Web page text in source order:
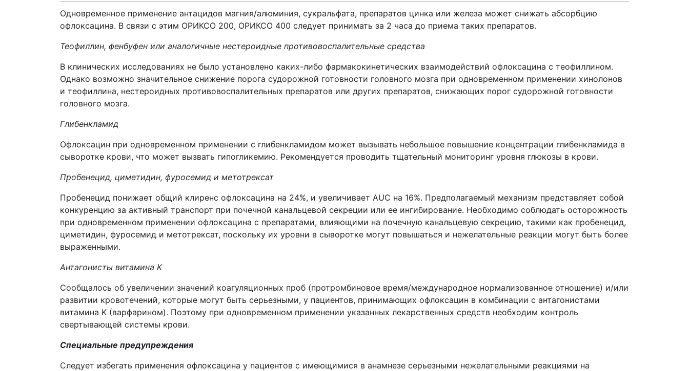
Одновременное применение антацидов магния/алюминия, сукральфата, препаратов цинка или железа может снижать абсорбцию
офлоксацина. В связи с этим ОРИКСО 200, ОРИКСО 400 следует принимать за 2 часа до приема таких препаратов.
Теофиллин, фенбуфен или аналогичные нестероидные противовоспалительные средства
В клинических исследованиях не было установлено каких-либо фармакокинетических взаимодействий офлоксацина с теофиллином.
Однако возможно значительное снижение порога судорожной готовности головного мозга при одновременном применении хинолонов
и теофиллина, нестероидных противовоспалительных препаратов или других препаратов, снижающих порог судорожной готовности
головного мозга.
Глибенкламид
Офлоксацин при одновременном применении с глибенкламидом может вызывать небольшое повышение концентрации глибенкламида в
сыворотке крови, что может вызвать гипогликемию. Рекомендуется проводить тщательный мониторинг уровня глюкозы в крови.
Пробенецид, циметидин, фуросемид и метотрексат
Пробенецид понижает общий клиренс офлоксацина на 24%, и увеличивает AUC на 16%. Предполагаемый механизм представляет собой
конкуренцию за активный транспорт при почечной канальцевой секреции или ее ингибирование. Необходимо соблюдать осторожность
при одновременном применении офлоксацина с препаратами, влияющими на почечную канальцевую секрецию, такими как пробенецид,
циметидин, фуросемид и метотрексат, поскольку их уровни в сыворотке могут повышаться и нежелательные реакции могут быть более
выраженными.
Антагонисты витамина К
Сообщалось об увеличении значений коагуляционных проб (протромбиновое время/международное нормализованное отношение) и/или
развитии кровотечений, которые могут быть серьезными, у пациентов, принимающих офлоксацин в комбинации с антагонистами
витамина K (варфарином). Поэтому при одновременном применении указанных лекарственных средств необходим контроль
свертывающей системы крови.
Специальные предупреждения
Следует избегать применения офлоксацина у пациентов с имеющимися в анамнезе серьезными нежелательными реакциями на